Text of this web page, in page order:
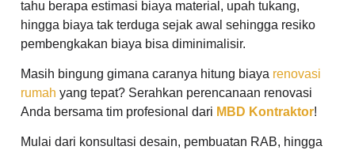
tahu berapa estimasi biaya material, upah tukang,
hingga biaya tak terduga sejak awal sehingga resiko
pembengkakan biaya bisa diminimalisir.
Masih bingung gimana caranya hitung biaya renovasi
rumah yang tepat? Serahkan perencanaan renovasi
Anda bersama tim profesional dari MBD Kontraktor!
Mulai dari konsultasi desain, pembuatan RAB, hingga